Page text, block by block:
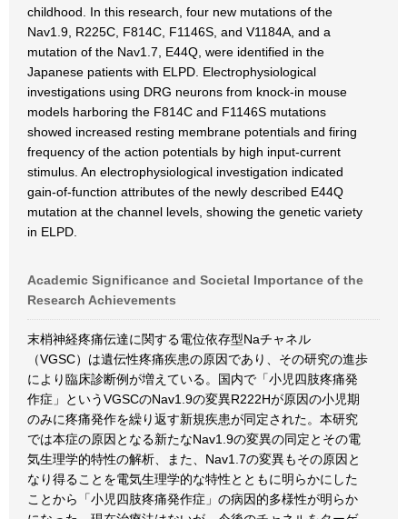
childhood. In this research, four new mutations of the
Nav1.9, R225C, F814C, F1146S, and V1184A, and a
mutation of the Nav1.7, E44Q, were identified in the
Japanese patients with ELPD. Electrophysiological
investigations using DRG neurons from knock-in mouse
models harboring the F814C and F1146S mutations
showed increased resting membrane potentials and firing
frequency of the action potentials by high input-current
stimulus. An electrophysiological investigation indicated
gain-of-function attributes of the newly described E44Q
mutation at the channel levels, showing the genetic variety
in ELPD.
Academic Significance and Societal Importance of the
Research Achievements
末梢神経疼痛伝達に関する電位依存型Naチャネル
（VGSC）は遺伝性疼痛疾患の原因であり、その研究の進歩
により臨床診断例が増えている。国内で「小児四肢疼痛発
作症」というVGSCのNav1.9の変異R222Hが原因の小児期
のみに疼痛発作を繰り返す新規疾患が同定された。本研究
では本症の原因となる新たなNav1.9の変異の同定とその電
気生理学的特性の解析、また、Nav1.7の変異もその原因と
なり得ることを電気生理学的な特性とともに明らかにした
ことから「小児四肢疼痛発作症」の病因的多様性が明らか